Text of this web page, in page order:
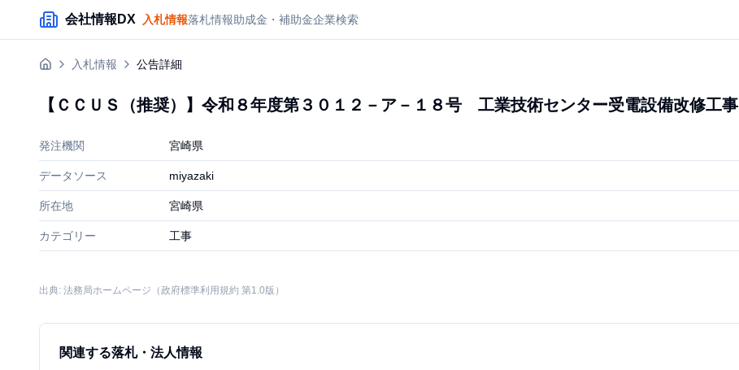
メインコンテンツにスキップ
会社情報DX 入札情報落札情報助成金・補助金企業検索
入札情報 公告詳細
【ＣＣＵＳ（推奨）】令和８年度第３０１２－ア－１８号 工業技術センター受電設備改修工事
発注機関 宮崎県
データソース miyazaki
所在地 宮崎県
カテゴリー 工事
出典: 法務局ホームページ（政府標準利用規約 第1.0版）
関連する落札・法人情報